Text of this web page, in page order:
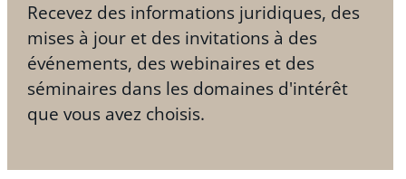
Recevez des informations juridiques, des
mises à jour et des invitations à des
événements, des webinaires et des
séminaires dans les domaines d'intérêt
que vous avez choisis.